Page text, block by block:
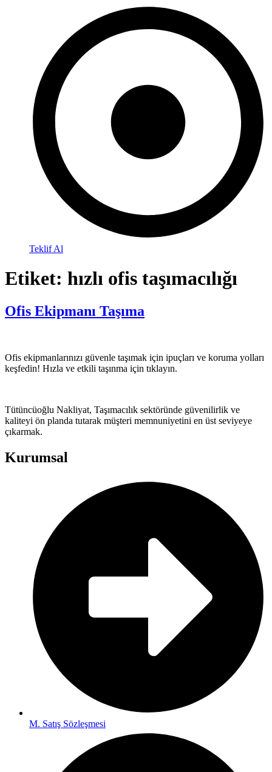
Teklif Al
Etiket: hızlı ofis taşımacılığı
Ofis Ekipmanı Taşıma
Ofis ekipmanlarınızı güvenle taşımak için ipuçları ve koruma yolları
keşfedin! Hızla ve etkili taşınma için tıklayın.
Tütüncüoğlu Nakliyat, Taşımacılık sektöründe güvenilirlik ve
kaliteyi ön planda tutarak müşteri memnuniyetini en üst seviyeye
çıkarmak.
Kurumsal
M. Satış Sözleşmesi